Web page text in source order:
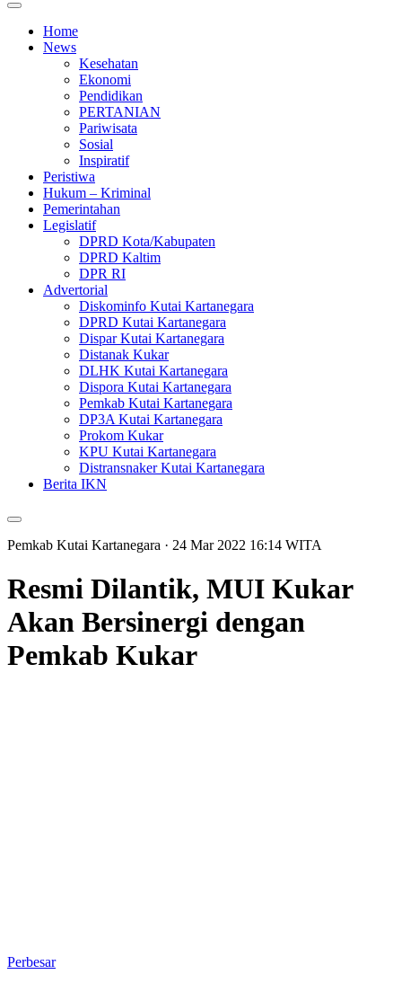
Home
News
Kesehatan
Ekonomi
Pendidikan
PERTANIAN
Pariwisata
Sosial
Inspiratif
Peristiwa
Hukum – Kriminal
Pemerintahan
Legislatif
DPRD Kota/Kabupaten
DPRD Kaltim
DPR RI
Advertorial
Diskominfo Kutai Kartanegara
DPRD Kutai Kartanegara
Dispar Kutai Kartanegara
Distanak Kukar
DLHK Kutai Kartanegara
Dispora Kutai Kartanegara
Pemkab Kutai Kartanegara
DP3A Kutai Kartanegara
Prokom Kukar
KPU Kutai Kartanegara
Distransnaker Kutai Kartanegara
Berita IKN
Pemkab Kutai Kartanegara · 24 Mar 2022 16:14 WITA
Resmi Dilantik, MUI Kukar
Akan Bersinergi dengan
Pemkab Kukar
Perbesar